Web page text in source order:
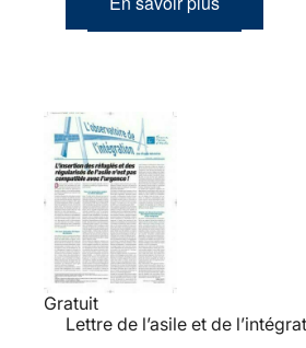
Gratuit
Lettre de l’asile et de